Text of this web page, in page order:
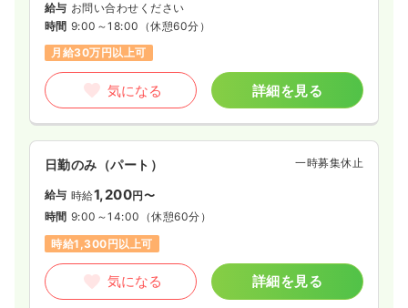
給与 お問い合わせください
時間 9:00～18:00 （休憩60分）
月給30万円以上可
気になる 詳細を見る
日勤のみ（パート） 一時募集休止
給与 時給1,200円〜
時間 9:00～14:00 （休憩60分）
時給1,300円以上可
気になる 詳細を見る